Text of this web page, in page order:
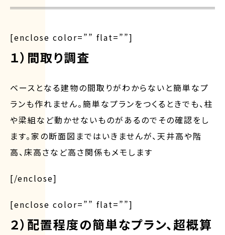
[enclose color=”” flat=””]
１）間取り調査
ベースとなる建物の間取りがわからないと簡単なプ
ランも作れません。簡単なプランをつくるときでも、柱
や梁組など動かせないものがあるのでその確認をし
ます。家の断面図まではいきませんが、天井高や階
高、床高さなど高さ関係もメモします
[/enclose]
[enclose color=”” flat=””]
２）配置程度の簡単なプラン、超概算